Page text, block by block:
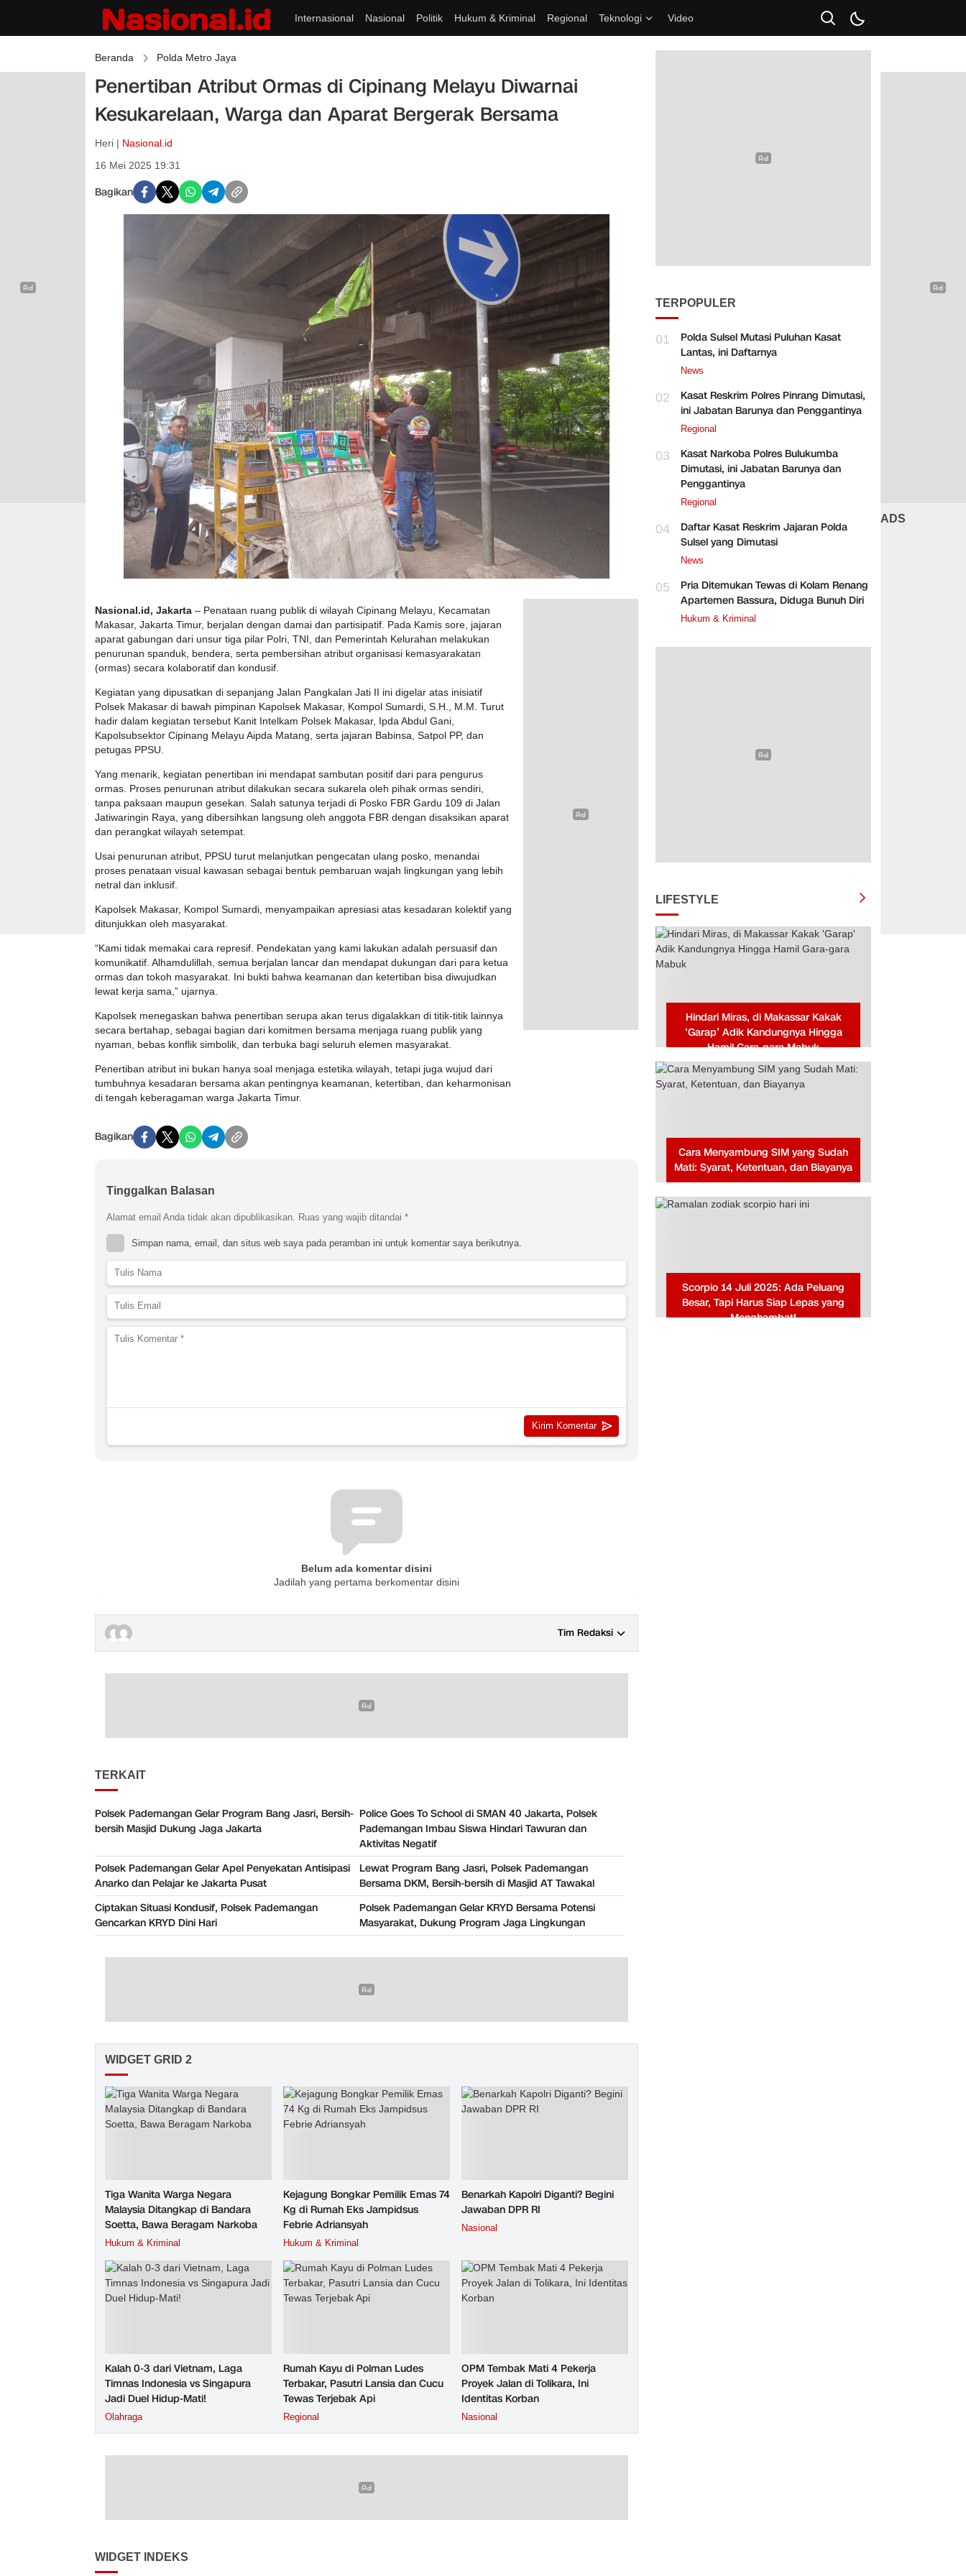
Internasional Nasional Politik Hukum & Kriminal Regional Teknologi Video
Beranda Polda Metro Jaya
Penertiban Atribut Ormas di Cipinang Melayu Diwarnai
Kesukarelaan, Warga dan Aparat Bergerak Bersama
Heri | Nasional.id
16 Mei 2025 19:31
Bagikan
Nasional.id, Jakarta – Penataan ruang publik di wilayah Cipinang Melayu, Kecamatan
Makasar, Jakarta Timur, berjalan dengan damai dan partisipatif. Pada Kamis sore, jajaran
aparat gabungan dari unsur tiga pilar Polri, TNI, dan Pemerintah Kelurahan melakukan
penurunan spanduk, bendera, serta pembersihan atribut organisasi kemasyarakatan
(ormas) secara kolaboratif dan kondusif.
Kegiatan yang dipusatkan di sepanjang Jalan Pangkalan Jati II ini digelar atas inisiatif
Polsek Makasar di bawah pimpinan Kapolsek Makasar, Kompol Sumardi, S.H., M.M. Turut
hadir dalam kegiatan tersebut Kanit Intelkam Polsek Makasar, Ipda Abdul Gani,
Kapolsubsektor Cipinang Melayu Aipda Matang, serta jajaran Babinsa, Satpol PP, dan
petugas PPSU.
Yang menarik, kegiatan penertiban ini mendapat sambutan positif dari para pengurus
ormas. Proses penurunan atribut dilakukan secara sukarela oleh pihak ormas sendiri,
tanpa paksaan maupun gesekan. Salah satunya terjadi di Posko FBR Gardu 109 di Jalan
Jatiwaringin Raya, yang dibersihkan langsung oleh anggota FBR dengan disaksikan aparat
dan perangkat wilayah setempat.
Usai penurunan atribut, PPSU turut melanjutkan pengecatan ulang posko, menandai
proses penataan visual kawasan sebagai bentuk pembaruan wajah lingkungan yang lebih
netral dan inklusif.
Kapolsek Makasar, Kompol Sumardi, menyampaikan apresiasi atas kesadaran kolektif yang
ditunjukkan oleh masyarakat.
“Kami tidak memakai cara represif. Pendekatan yang kami lakukan adalah persuasif dan
komunikatif. Alhamdulillah, semua berjalan lancar dan mendapat dukungan dari para ketua
ormas dan tokoh masyarakat. Ini bukti bahwa keamanan dan ketertiban bisa diwujudkan
lewat kerja sama,” ujarnya.
Kapolsek menegaskan bahwa penertiban serupa akan terus digalakkan di titik-titik lainnya
secara bertahap, sebagai bagian dari komitmen bersama menjaga ruang publik yang
nyaman, bebas konflik simbolik, dan terbuka bagi seluruh elemen masyarakat.
Penertiban atribut ini bukan hanya soal menjaga estetika wilayah, tetapi juga wujud dari
tumbuhnya kesadaran bersama akan pentingnya keamanan, ketertiban, dan keharmonisan
di tengah keberagaman warga Jakarta Timur.
Bagikan
Tinggalkan Balasan
Alamat email Anda tidak akan dipublikasikan. Ruas yang wajib ditandai *
Simpan nama, email, dan situs web saya pada peramban ini untuk komentar saya berikutnya.
Belum ada komentar disini
Jadilah yang pertama berkomentar disini
Tim Redaksi
TERKAIT
Polsek Pademangan Gelar Program Bang Jasri, Bersih-
bersih Masjid Dukung Jaga Jakarta
Police Goes To School di SMAN 40 Jakarta, Polsek
Pademangan Imbau Siswa Hindari Tawuran dan
Aktivitas Negatif
Polsek Pademangan Gelar Apel Penyekatan Antisipasi
Anarko dan Pelajar ke Jakarta Pusat
Lewat Program Bang Jasri, Polsek Pademangan
Bersama DKM, Bersih-bersih di Masjid AT Tawakal
Ciptakan Situasi Kondusif, Polsek Pademangan
Gencarkan KRYD Dini Hari
Polsek Pademangan Gelar KRYD Bersama Potensi
Masyarakat, Dukung Program Jaga Lingkungan
WIDGET GRID 2
Tiga Wanita Warga Negara
Malaysia Ditangkap di Bandara
Soetta, Bawa Beragam Narkoba
Hukum & Kriminal
Kejagung Bongkar Pemilik Emas 74
Kg di Rumah Eks Jampidsus
Febrie Adriansyah
Hukum & Kriminal
Benarkah Kapolri Diganti? Begini
Jawaban DPR RI
Nasional
Kalah 0-3 dari Vietnam, Laga
Timnas Indonesia vs Singapura
Jadi Duel Hidup-Mati!
Olahraga
Rumah Kayu di Polman Ludes
Terbakar, Pasutri Lansia dan Cucu
Tewas Terjebak Api
Regional
OPM Tembak Mati 4 Pekerja
Proyek Jalan di Tolikara, Ini
Identitas Korban
Nasional
WIDGET INDEKS
TERPOPULER
01
Polda Sulsel Mutasi Puluhan Kasat
Lantas, ini Daftarnya
News
02
Kasat Reskrim Polres Pinrang Dimutasi,
ini Jabatan Barunya dan Penggantinya
Regional
03
Kasat Narkoba Polres Bulukumba
Dimutasi, ini Jabatan Barunya dan
Penggantinya
Regional
04
Daftar Kasat Reskrim Jajaran Polda
Sulsel yang Dimutasi
News
05
Pria Ditemukan Tewas di Kolam Renang
Apartemen Bassura, Diduga Bunuh Diri
Hukum & Kriminal
LIFESTYLE
Hindari Miras, di Makassar Kakak
‘Garap’ Adik Kandungnya Hingga
Hamil Gara-gara Mabuk
Cara Menyambung SIM yang Sudah
Mati: Syarat, Ketentuan, dan Biayanya
Scorpio 14 Juli 2025: Ada Peluang
Besar, Tapi Harus Siap Lepas yang
Menghambat!
ADS